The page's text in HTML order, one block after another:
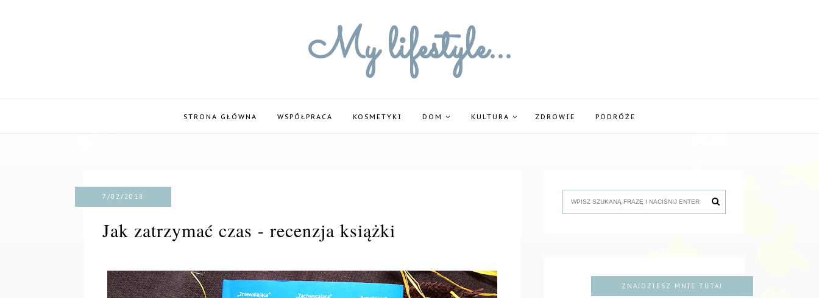
My lifestyle...
STRONA GŁÓWNA WSPÓŁPRACA KOSMETYKI DOM KULTURA ZDROWIE PODRÓŻE
7/02/2018
Jak zatrzymać czas - recenzja książki
ZNAJDZIESZ MNIE TUTAJ